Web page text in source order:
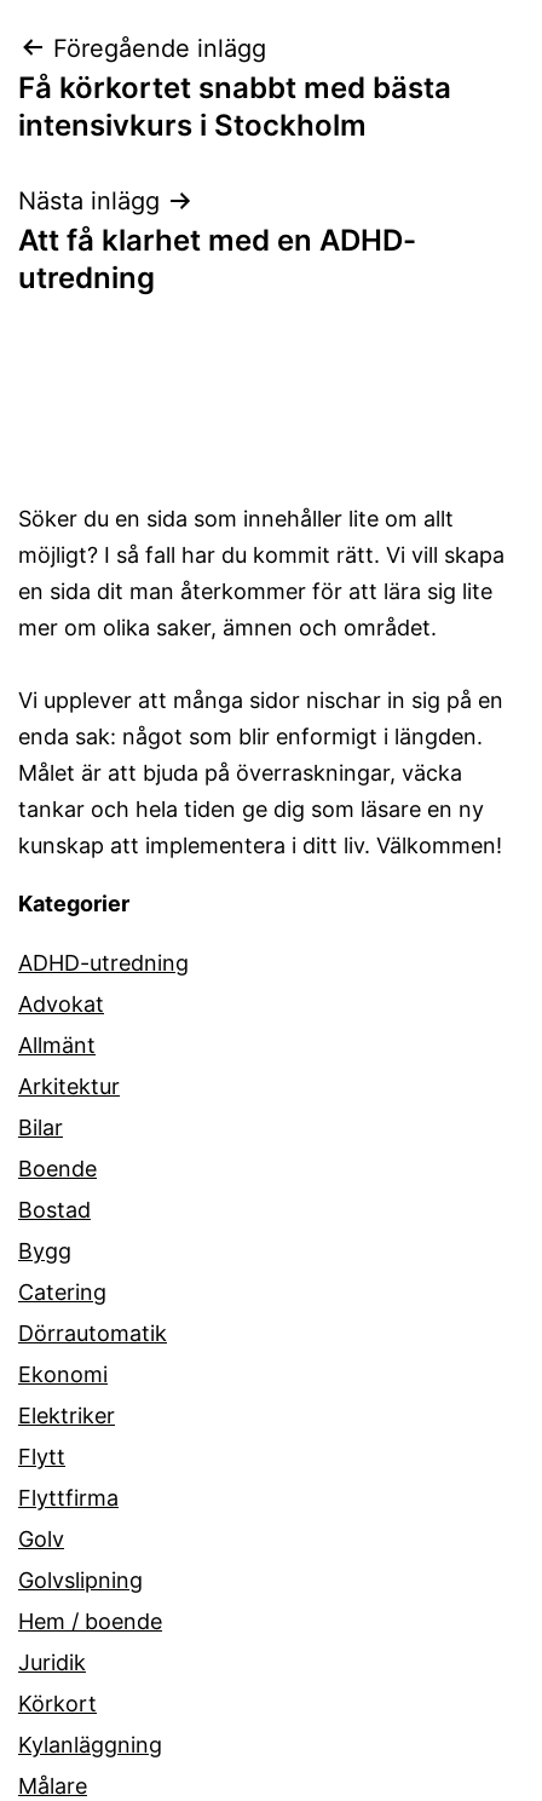
Inläggsnavigering
Föregående inlägg
Få körkortet snabbt med bästa
intensivkurs i Stockholm
Nästa inlägg
Att få klarhet med en ADHD-
utredning
Söker du en sida som innehåller lite om allt
möjligt? I så fall har du kommit rätt. Vi vill skapa
en sida dit man återkommer för att lära sig lite
mer om olika saker, ämnen och området.
Vi upplever att många sidor nischar in sig på en
enda sak: något som blir enformigt i längden.
Målet är att bjuda på överraskningar, väcka
tankar och hela tiden ge dig som läsare en ny
kunskap att implementera i ditt liv. Välkommen!
Kategorier
ADHD-utredning
Advokat
Allmänt
Arkitektur
Bilar
Boende
Bostad
Bygg
Catering
Dörrautomatik
Ekonomi
Elektriker
Flytt
Flyttfirma
Golv
Golvslipning
Hem / boende
Juridik
Körkort
Kylanläggning
Målare